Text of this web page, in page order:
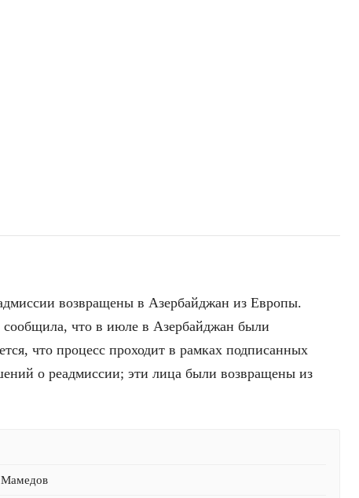
возвращены в Азербайджан из Европы.
сообщила, что в июле в Азербайджан были
что процесс проходит в рамках подписанных
о реадмиссии; эти лица были возвращены из
Мамедов